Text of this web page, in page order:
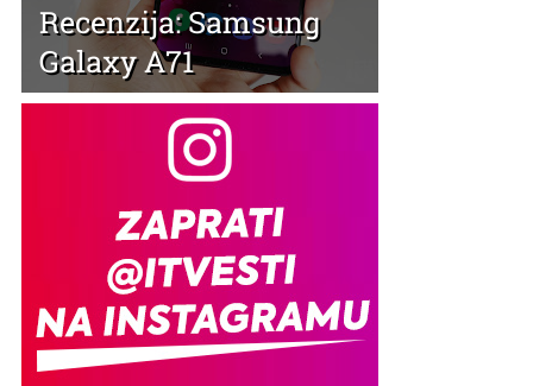
Recenzija: Samsung
Galaxy A71